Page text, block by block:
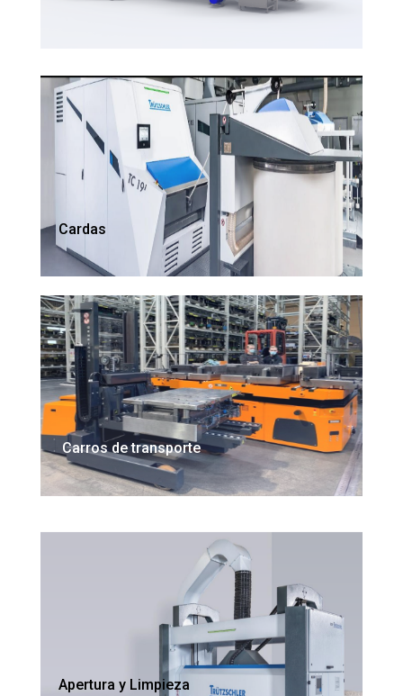
Cardas
Carros de transporte
Apertura y Limpieza